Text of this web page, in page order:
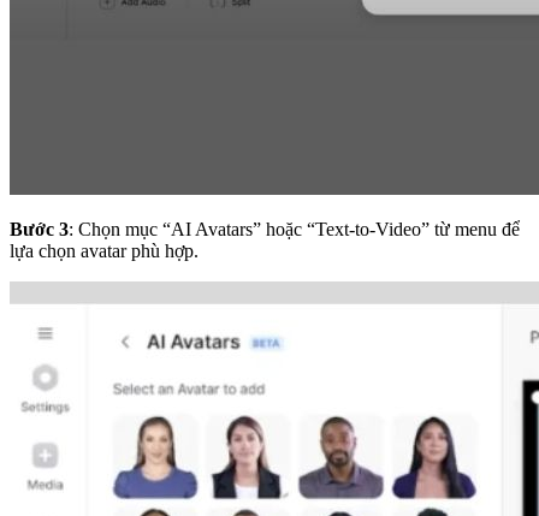
Bước 3: Chọn mục “AI Avatars” hoặc “Text-to-Video” từ menu để
lựa chọn avatar phù hợp.